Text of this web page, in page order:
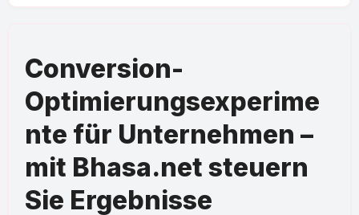
Conversion-
Optimierungsexperime
nte für Unternehmen –
mit Bhasa.net steuern
Sie Ergebnisse